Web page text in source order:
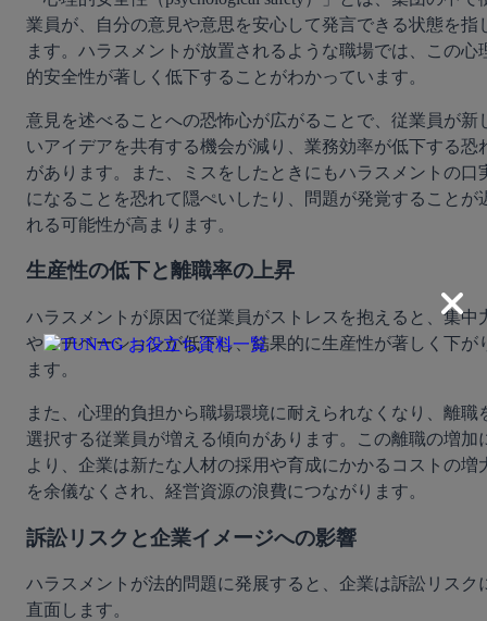
業員が、自分の意見や意思を安心して発言できる状態を指
ます。ハラスメントが放置されるような職場では、この心
的安全性が著しく低下することがわかっています。
意見を述べることへの恐怖心が広がることで、従業員が新
いアイデアを共有する機会が減り、業務効率が低下する恐
があります。また、ミスをしたときにもハラスメントの口
になることを恐れて隠ぺいしたり、問題が発覚することが
れる可能性が高まります。
生産性の低下と離職率の上昇
ハラスメントが原因で従業員がストレスを抱えると、集中
やモチベーションが低下し、結果的に生産性が著しく下が
ます。
また、心理的負担から職場環境に耐えられなくなり、離職
選択する従業員が増える傾向があります。この離職の増加
より、企業は新たな人材の採用や育成にかかるコストの増
を余儀なくされ、経営資源の浪費につながります。
訴訟リスクと企業イメージへの影響
ハラスメントが法的問題に発展すると、企業は訴訟リスク
直面します。